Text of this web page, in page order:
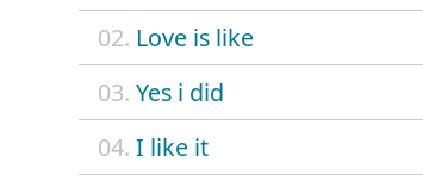
02. Love is like
03. Yes i did
04. I like it